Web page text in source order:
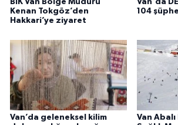
BİK Van Bölge Müdürü
Kenan Tokgöz’den
Hakkari’ye ziyaret
Van'da
104
Van’da geleneksel kilim
Van